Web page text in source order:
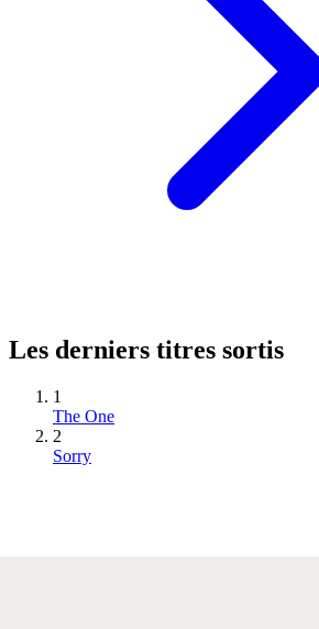
Les derniers titres sortis
1
The One
2
Sorry